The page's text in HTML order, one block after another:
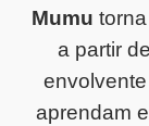
Mumu
a partir
aprendam